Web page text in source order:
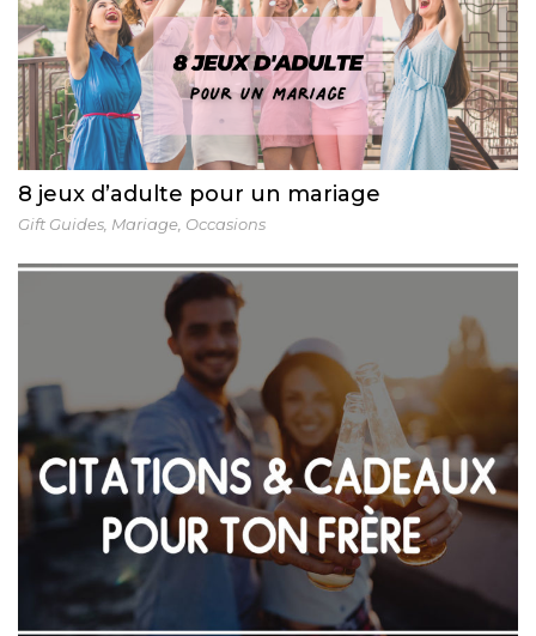
8 jeux d’adulte pour un mariage
Gift Guides, Mariage, Occasions